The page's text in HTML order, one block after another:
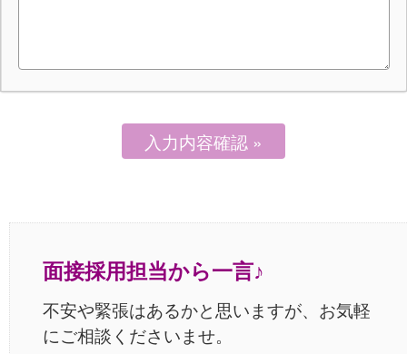
面接採用担当から一言♪
不安や緊張はあるかと思いますが、お気軽
にご相談くださいませ。